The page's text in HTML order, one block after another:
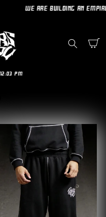
WE ARE BUILDING AN
Panier
PM